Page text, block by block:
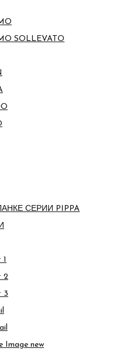
SOLLEVATO
СЕРИИ PIPPA
2
3
Image new